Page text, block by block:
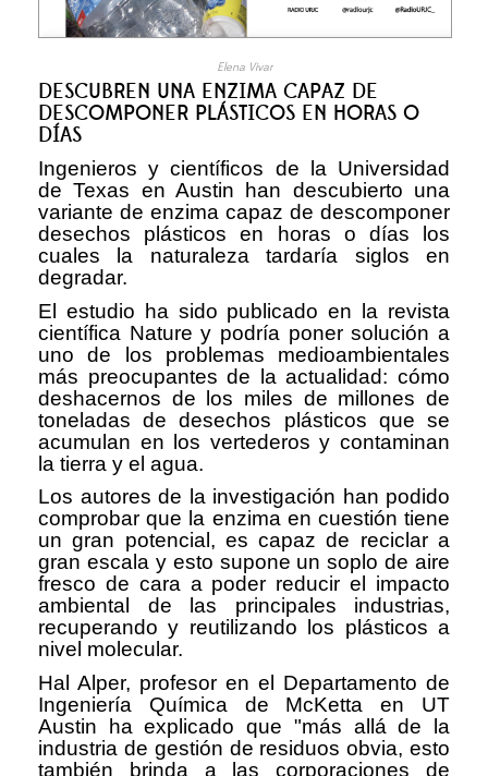
Elena Vivar
DESCUBREN UNA ENZIMA CAPAZ DE
DESCOMPONER PLÁSTICOS EN HORAS O
DÍAS
Ingenieros y científicos de la Universidad
de Texas en Austin han descubierto una
variante de enzima capaz de descomponer
desechos plásticos en horas o días los
cuales la naturaleza tardaría siglos en
degradar.
El estudio ha sido publicado en la revista
científica Nature y podría poner solución a
uno de los problemas medioambientales
más preocupantes de la actualidad: cómo
deshacernos de los miles de millones de
toneladas de desechos plásticos que se
acumulan en los vertederos y contaminan
la tierra y el agua.
Los autores de la investigación han podido
comprobar que la enzima en cuestión tiene
un gran potencial, es capaz de reciclar a
gran escala y esto supone un soplo de aire
fresco de cara a poder reducir el impacto
ambiental de las principales industrias,
recuperando y reutilizando los plásticos a
nivel molecular.
Hal Alper, profesor en el Departamento de
Ingeniería Química de McKetta en UT
Austin ha explicado que "más allá de la
industria de gestión de residuos obvia, esto
también brinda a las corporaciones de